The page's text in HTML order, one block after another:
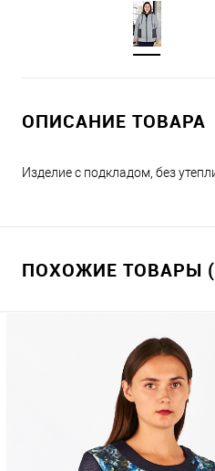
ОПИСАНИЕ ТОВАРА
Изделие с подкладом, без
ПОХОЖИЕ ТОВАРЫ